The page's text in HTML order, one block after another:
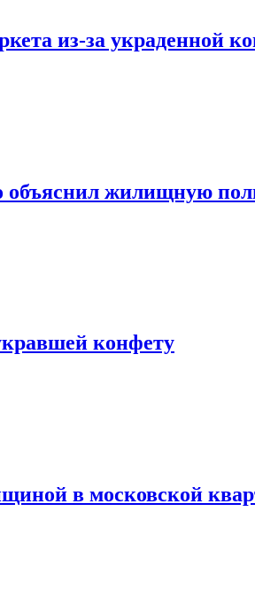
из-за украденной
объяснил жилищную
конфету
в московской